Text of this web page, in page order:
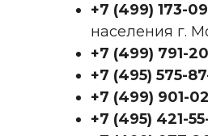
+7 (499) 173-
населения г.
+7 (499) 791-
+7 (495) 575-
+7 (499) 901-
+7 (495) 421-